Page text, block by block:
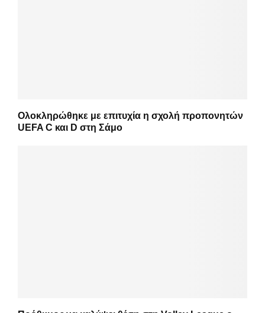
Ολοκληρώθηκε με επιτυχία η σχολή προπονητών
UEFA C και D στη Σάμο